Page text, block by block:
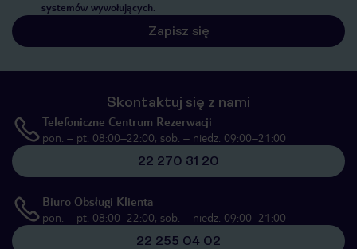
systemów wywołujących.
Zapisz się
Skontaktuj się z nami
Telefoniczne Centrum Rezerwacji
pon. – pt. 08:00–22:00, sob. – niedz. 09:00–21:00
22 270 31 20
Biuro Obsługi Klienta
pon. – pt. 08:00–22:00, sob. – niedz. 09:00–21:00
22 255 04 02